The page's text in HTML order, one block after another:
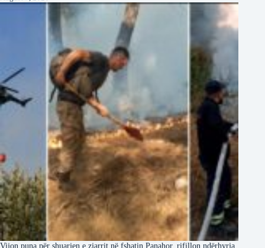
Vijon puna për shuarjen e zjarrit në fshatin Panahor, rifillon ndërhyrja